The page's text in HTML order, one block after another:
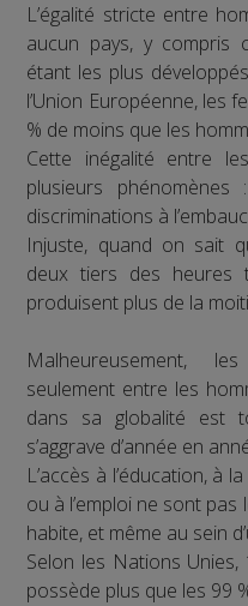
L’égalité stricte entre
aucun pays, y compris
étant les plus
l’Union Européenne, les
% de moins que les
Cette inégalité entre
plusieurs
discriminations à
Injuste, quand on sait
deux tiers des heures
produisent plus de la
Malheureusement,
seulement entre les
dans sa globalité est
s’aggrave d’année en
L’accès à l’éducation, à
ou à l’emploi ne sont pas
habite, et même au sein
Selon les Nations
possède plus que les 99